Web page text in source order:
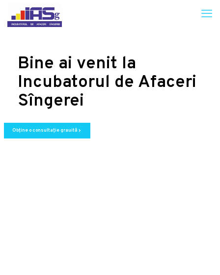
Bine ai venit la
Incubatorul de Afaceri
Sîngerei
Obține o consultație grauită chevron_right